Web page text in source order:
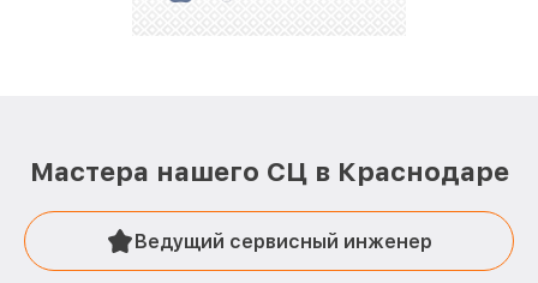
Мастера нашего СЦ в Краснодаре
Ведущий сервисный инженер